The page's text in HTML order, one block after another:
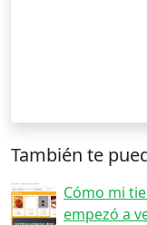
También te
Cómo mi
empezó a